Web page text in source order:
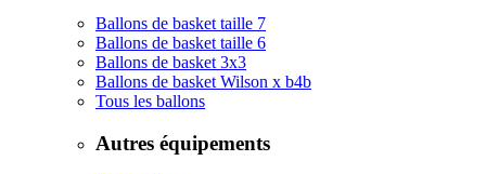
Ballons de basket taille 7
Ballons de basket taille 6
Ballons de basket 3x3
Ballons de basket Wilson x b4b
Tous les ballons
Autres équipements